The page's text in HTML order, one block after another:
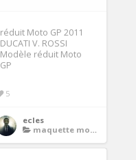
réduit Moto GP 2011
DUCATI V. ROSSI
Modèle réduit Moto
GP
5
ecles
maquette moto gp